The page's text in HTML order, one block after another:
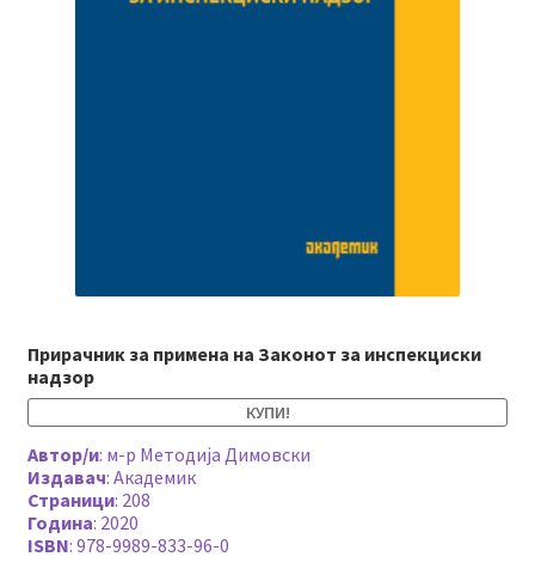
Прирачник за примена на Законот за инспекциски
надзор
КУПИ!
Автор/и: м-р Методија Димовски
Издавач: Академик
Страници: 208
Година: 2020
ISBN: 978-9989-833-96-0